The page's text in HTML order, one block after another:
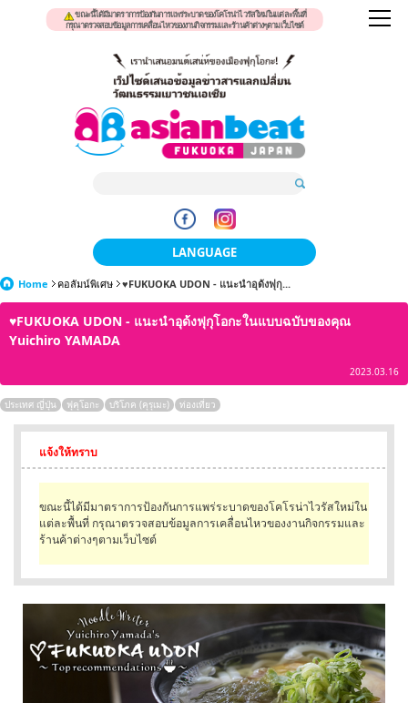
ขณะนี้ได้มีมาตราการป้องกันการแพร่ระบาดของโคโรน่าไวรัสใหม่ในแต่ละพื้นที่
กรุณาตรวจสอบข้อมูลการเคลื่อนไหวของงานกิจกรรมและร้านค้าต่างๆตามเว็บไซต์
LANGUAGE
日本語
한국어
繁體中文
English
ภาษาไทย
tiéng Viêt
Home คอลัมน์พิเศษ ♥FUKUOKA UDON - แนะนำอุด้งฟุกุ...
♥FUKUOKA UDON - แนะนำอุด้งฟุกุโอกะในแบบฉบับของคุณ
Yuichiro YAMADA
2023.03.16
ประเทศ ญี่ปุ่น ฟุคุโอกะ บริโภค (คุรุเมะ) ท่องเที่ยว
แจ้งให้ทราบ
ขณะนี้ได้มีมาตราการป้องกันการแพร่ระบาดของโคโรน่าไวรัสใหม่ใน
แต่ละพื้นที่ กรุณาตรวจสอบข้อมูลการเคลื่อนไหวของงานกิจกรรมและ
ร้านค้าต่างๆตามเว็บไซต์